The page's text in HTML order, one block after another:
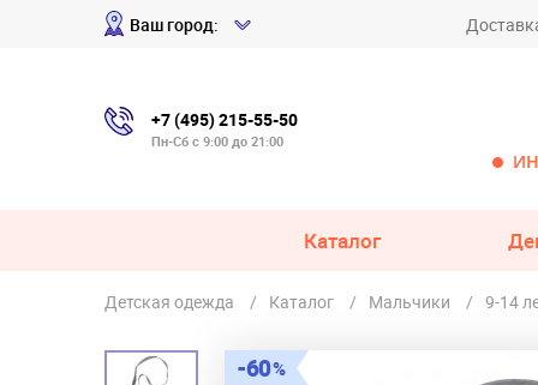
Ваш город:
+7 (495) 215-55-50
Пн-Сб с 9:00 до 21:00
Каталог
Детская одежда Каталог Мальчики 9-14
60